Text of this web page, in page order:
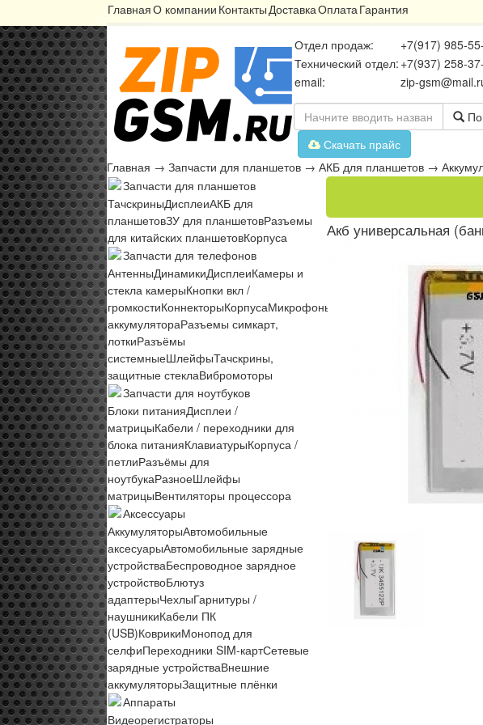
ГлавнаяО компании КонтактыДоставкаОплатаГарантия
Отдел продаж:
+7(917) 985-
Технический отдел: +7(937) 258-
email:
zip-
Скачать прайс
Главная → Запчасти для планшетов → АКБ для планшетов →
Запчасти для планшетов
ТачскриныДисплеиАКБ для
планшетовЗУ для планшетовРазъемы
для китайских планшетовКорпуса
Запчасти для телефонов
АнтенныДинамикиДисплеиКамеры и
стекла камерыКнопки вкл /
громкостиКоннекторыКорпусаМикрофоны Платы
аккумулятораРазъемы симкарт,
лоткиРазъёмы
системныеШлейфыТачскрины,
защитные стеклаВибромоторы
Запчасти для ноутбуков
Блоки питанияДисплеи /
матрицыКабели / переходники для
блока питанияКлавиатурыКорпуса /
петлиРазъёмы для
ноутбукаРазноеШлейфы
матрицыВентиляторы процессора
Аксессуары
АккумуляторыАвтомобильные
аксесуарыАвтомобильные зарядные
устройстваБеспроводное зарядное
устройствоБлютуз
адаптерыЧехлыГарнитуры /
наушникиКабели ПК
(USB)КоврикиМонопод для
селфиПереходники SIM-картСетевые
зарядные устройстваВнешние
аккумуляторыЗащитные плёнки
Аппараты
Видеорегистраторы
Акб универсальная